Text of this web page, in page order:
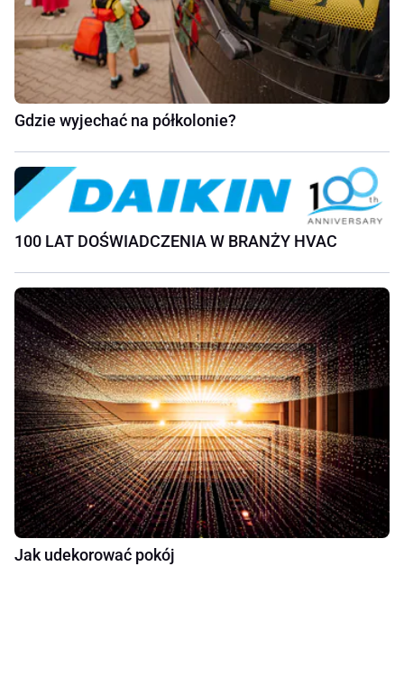
Gdzie wyjechać na półkolonie?
100 LAT DOŚWIADCZENIA W BRANŻY HVAC
Jak udekorować pokój